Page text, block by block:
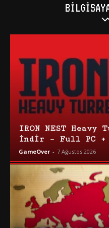
IRON NEST
İndir – Full PC +
GameOver - 7 Ağustos 2026